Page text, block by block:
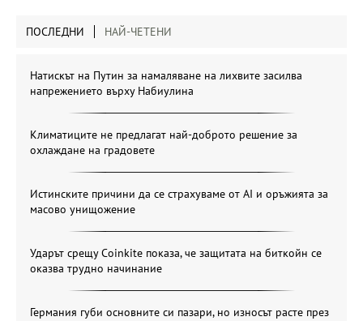
ПОСЛЕДНИ НАЙ-ЧЕТЕНИ
Натискът на Путин за намаляване на лихвите засилва
напрежението върху Набиулина
Климатиците не предлагат най-доброто решение за
охлаждане на градовете
Истинските причини да се страхуваме от AI и оръжията за
масово унищожение
Ударът срещу Coinkite показа, че защитата на биткойн се
оказва трудно начинание
Германия губи основните си пазари, но износът расте през